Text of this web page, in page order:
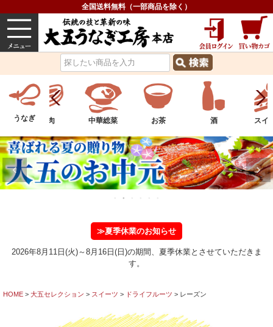
全国送料無料（一部商品を除く）
うなぎ 内祝い グルメ
うなぎ お肉 中華総菜 お茶 酒 スイ
≫夏季休業のお知らせ
2026年8月11日(火)～8月16日(日)の期間、夏季休業とさせていただきま
す。
HOME 大五セレクション スイーツ ドライフルーツ レーズン